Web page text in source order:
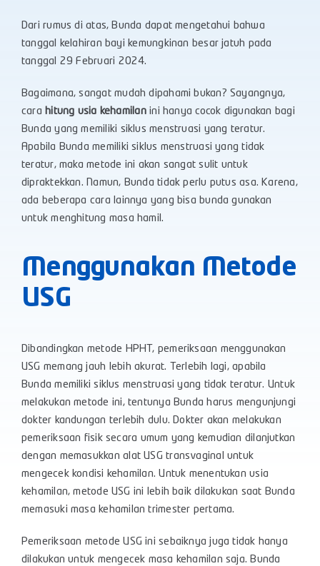
Dari rumus di atas, Bunda dapat mengetahui bahwa
tanggal kelahiran bayi kemungkinan besar jatuh pada
tanggal 29 Februari 2024.
Bagaimana, sangat mudah dipahami bukan? Sayangnya,
cara hitung usia kehamilanini hanya cocok digunakan bagi
Bunda yang memiliki siklus menstruasi yang teratur.
Apabila Bunda memiliki siklus menstruasi yang tidak
teratur, maka metode ini akan sangat sulit untuk
dipraktekkan. Namun, Bunda tidak perlu putus asa. Karena,
ada beberapa cara lainnya yang bisa bunda gunakan
untuk menghitung masa hamil.
Menggunakan Metode
USG
Dibandingkan metode HPHT, pemeriksaan menggunakan
USG memang jauh lebih akurat. Terlebih lagi, apabila
Bunda memiliki siklus menstruasi yang tidak teratur. Untuk
melakukan metode ini, tentunya Bunda harus mengunjungi
dokter kandungan terlebih dulu. Dokter akan melakukan
pemeriksaan fisik secara umum yang kemudian dilanjutkan
dengan memasukkan alat USG transvaginal untuk
mengecek kondisi kehamilan. Untuk menentukan usia
kehamilan, metode USG ini lebih baik dilakukan saat Bunda
memasuki masa kehamilan trimester pertama.
Pemeriksaan metode USG ini sebaiknya juga tidak hanya
dilakukan untuk mengecek masa kehamilan saja. Bunda